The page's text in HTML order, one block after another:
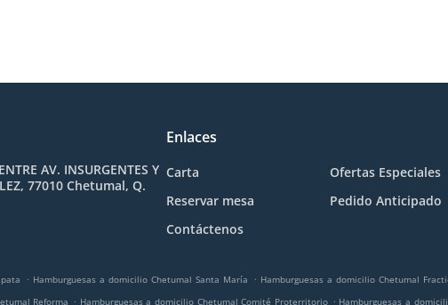
AV. INSURGENTES Y
77010 Chetumal, Q.
Enlaces
Carta
Ofertas Especiales
Reservar mesa
Pedido Anticipado
Contáctenos
. Hamburguesas a domicilio Chetumal Santa María . Hamburguesas a domicilio Chetumal
Reforma . Hamburguesas a domicilio Chetumal Comité Proterritorio . Hamburguesas a